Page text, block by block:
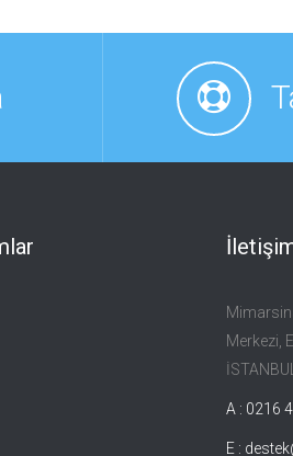
Merkezi,
İSTANBUL
A : 0216
E :